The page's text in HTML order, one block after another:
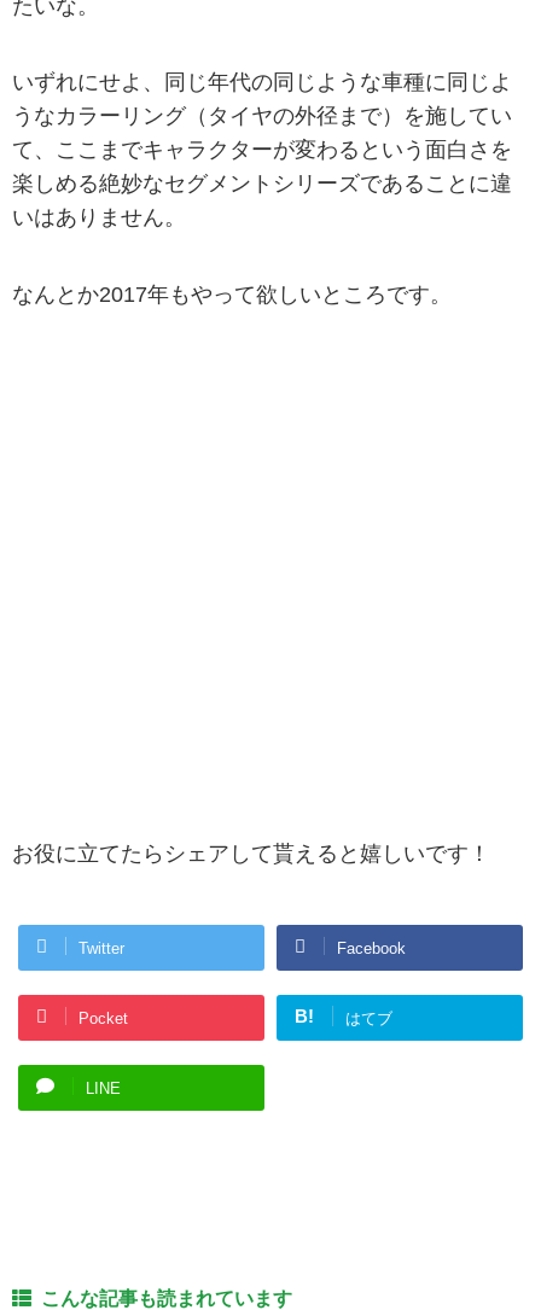
たいな。
いずれにせよ、同じ年代の同じような車種に同じよ
うなカラーリング（タイヤの外径まで）を施してい
て、ここまでキャラクターが変わるという面白さを
楽しめる絶妙なセグメントシリーズであることに違
いはありません。
なんとか2017年もやって欲しいところです。
お役に立てたらシェアして貰えると嬉しいです！
Twitter Facebook
Pocket B! はてブ
LINE
こんな記事も読まれています